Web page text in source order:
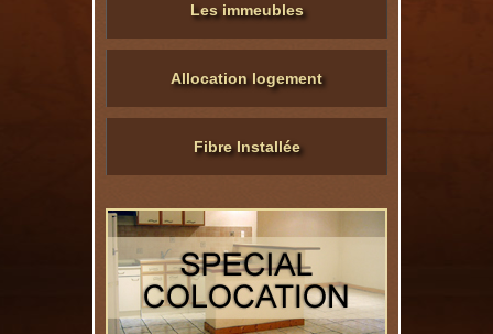
Les immeubles
Allocation logement
Fibre Installée